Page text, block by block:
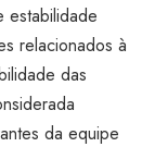
estabilidade
relacionados à
das
da equipe